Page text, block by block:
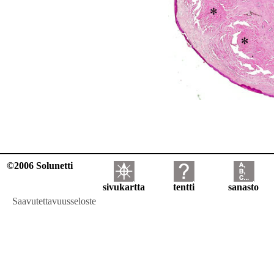
©2006 Solunetti
sivukartta tentti
sanasto
Saavutettavuusseloste